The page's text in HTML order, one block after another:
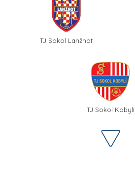
TJ Sokol Lanžhot
TJ Sokol Kobylí